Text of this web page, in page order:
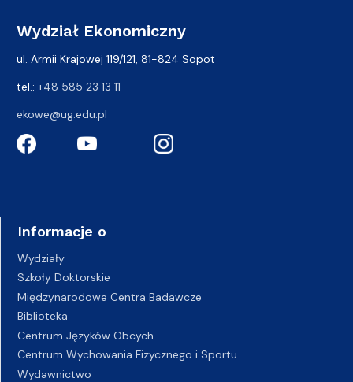
Wydział Ekonomiczny
ul. Armii Krajowej 119/121, 81-824 Sopot
tel.: +48 585 23 13 11
ekowe@ug.edu.pl
Informacje o
Wydziały
Szkoły Doktorskie
Międzynarodowe Centra Badawcze
Biblioteka
Centrum Języków Obcych
Centrum Wychowania Fizycznego i Sportu
Wydawnictwo